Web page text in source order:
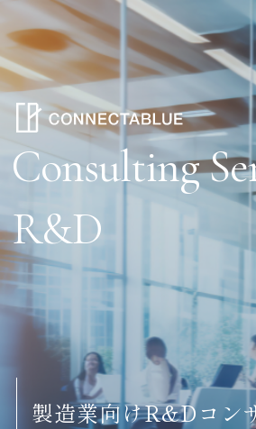
Consulting
R&D
製造業向けR&Dコン